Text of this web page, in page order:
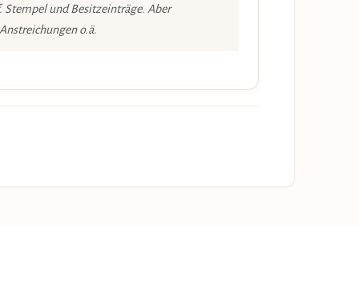
Stempel und Besitzeinträge. Aber
o.ä.